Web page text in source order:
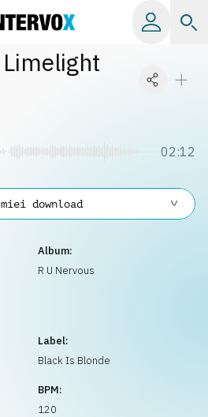
Limelight
02:12
Album:
R U Nervous
Label:
Black Is Blonde
BPM:
120
download